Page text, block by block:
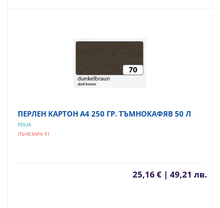
ПЕРЛЕН КАРТОН А4 250 ГР. ТЪМНОКАФЯВ 50 Л
FOLIA
ЛЪЧЕЗАРА 91
25,16 € | 49,21 лв.